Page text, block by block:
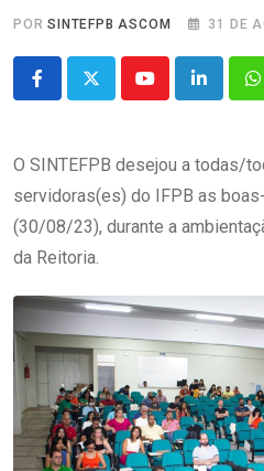
PORSINTEFPB ASCOM 31 DE
YoutubeLinkedIn
O SINTEFPB desejou a todas/
servidoras(es) do IFPB as
(30/08/23), durante a
da Reitoria.